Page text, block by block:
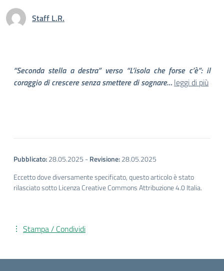
Staff L.R.
“Seconda stella a destra” verso “L’isola che forse c’è”: il
coraggio di crescere senza smettere di sognare… leggi di più
Pubblicato:28.05.2025 -Revisione:28.05.2025
Eccetto dove diversamente specificato, questo articolo è stato
rilasciato sotto Licenza Creative Commons Attribuzione 4.0 Italia.
Stampa / Condividi